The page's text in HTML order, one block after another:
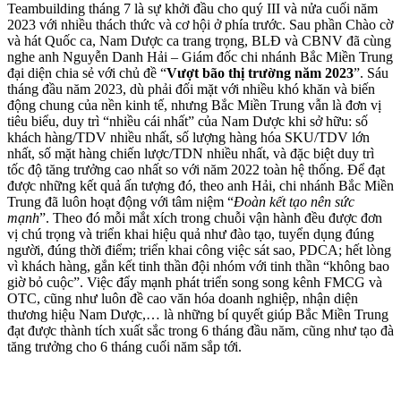
Teambuilding tháng 7 là sự khởi đầu cho quý III và nửa cuối năm
2023 với nhiều thách thức và cơ hội ở phía trước. Sau phần Chào cờ
và hát Quốc ca, Nam Dược ca trang trọng, BLĐ và CBNV đã cùng
nghe anh Nguyễn Danh Hải – Giám đốc chi nhánh Bắc Miền Trung
đại diện chia sẻ với chủ đề “Vượt bão thị trường năm 2023”. Sáu
tháng đầu năm 2023, dù phải đối mặt với nhiều khó khăn và biến
động chung của nền kinh tế, nhưng Bắc Miền Trung vẫn là đơn vị
tiêu biểu, duy trì “nhiều cái nhất” của Nam Dược khi sở hữu: số
khách hàng/TDV nhiều nhất, số lượng hàng hóa SKU/TDV lớn
nhất, số mặt hàng chiến lược/TDN nhiều nhất, và đặc biệt duy trì
tốc độ tăng trưởng cao nhất so với năm 2022 toàn hệ thống. Để đạt
được những kết quả ấn tượng đó, theo anh Hải, chi nhánh Bắc Miền
Trung đã luôn hoạt động với tâm niệm “Đoàn kết tạo nên sức
mạnh”. Theo đó mỗi mắt xích trong chuỗi vận hành đều được đơn
vị chú trọng và triển khai hiệu quả như đào tạo, tuyển dụng đúng
người, đúng thời điểm; triển khai công việc sát sao, PDCA; hết lòng
vì khách hàng, gắn kết tinh thần đội nhóm với tinh thần “không bao
giờ bỏ cuộc”. Việc đẩy mạnh phát triển song song kênh FMCG và
OTC, cũng như luôn đề cao văn hóa doanh nghiệp, nhận diện
thương hiệu Nam Dược,… là những bí quyết giúp Bắc Miền Trung
đạt được thành tích xuất sắc trong 6 tháng đầu năm, cũng như tạo đà
tăng trưởng cho 6 tháng cuối năm sắp tới.